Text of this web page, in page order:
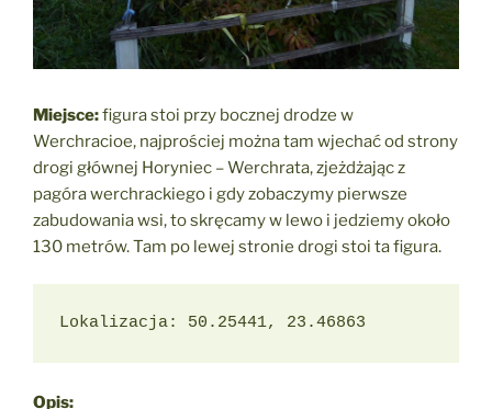
Miejsce:figura stoi przy bocznej drodze w
Werchracioe, najprościej można tam wjechać od strony
drogi głównej Horyniec – Werchrata, zjeżdżając z
pagóra werchrackiego i gdy zobaczymy pierwsze
zabudowania wsi, to skręcamy w lewo i jedziemy około
130 metrów. Tam po lewej stronie drogi stoi ta figura.
Lokalizacja: 50.25441, 23.46863
Opis: